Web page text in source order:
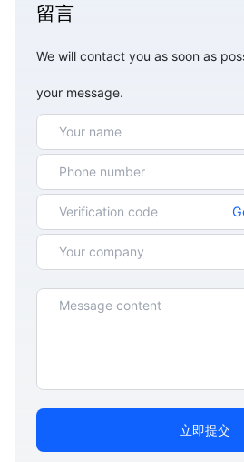
留言
We will contact you as soon as
your message.
立即提交